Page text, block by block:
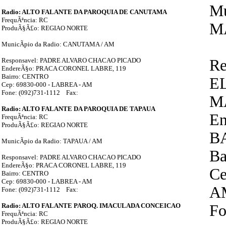
Radio: ALTO FALANTE DA PAROQUIA DE CANUTAMA
FrequÃªncia: RC
ProduÃ§Ã£o: REGIAO NORTE
MunicÃ­pio da Radio: CANUTAMA / AM
Responsavel: PADRE ALVARO CHACAO PICADO
EndereÃ§o: PRACA CORONEL LABRE, 119
Bairro: CENTRO
Cep: 69830-000 - LABREA - AM
Fone: (092)731-1112 Fax:
Radio: ALTO FALANTE DA PAROQUIA DE TAPAUA
FrequÃªncia: RC
ProduÃ§Ã£o: REGIAO NORTE
MunicÃ­pio da Radio: TAPAUA / AM
Responsavel: PADRE ALVARO CHACAO PICADO
EndereÃ§o: PRACA CORONEL LABRE, 119
Bairro: CENTRO
Cep: 69830-000 - LABREA - AM
Fone: (092)731-1112 Fax:
Radio: ALTO FALANTE PAROQ. IMACULADA CONCEICAO
FrequÃªncia: RC
ProduÃ§Ã£o: REGIAO NORTE